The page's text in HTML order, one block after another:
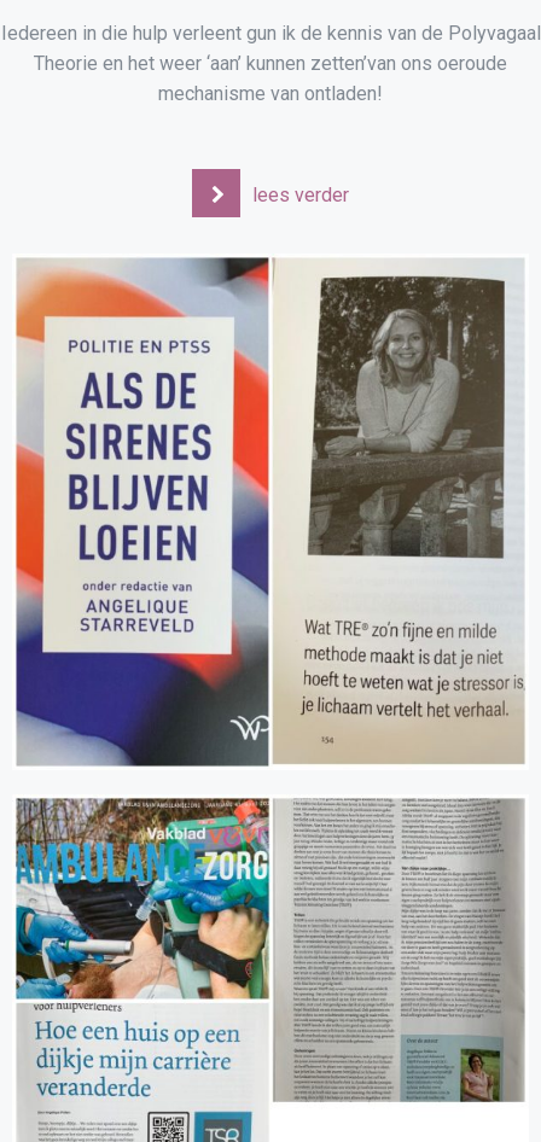
Iedereen in die hulp verleent gun ik de kennis van de Polyvagaal
Theorie en het weer ‘aan’ kunnen zetten’van ons oeroude
mechanisme van ontladen!
lees verder